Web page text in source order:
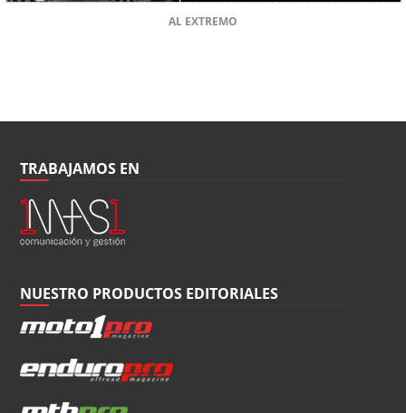
AL EXTREMO
TRABAJAMOS EN
NUESTRO PRODUCTOS EDITORIALES